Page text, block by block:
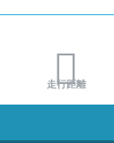
走行距離